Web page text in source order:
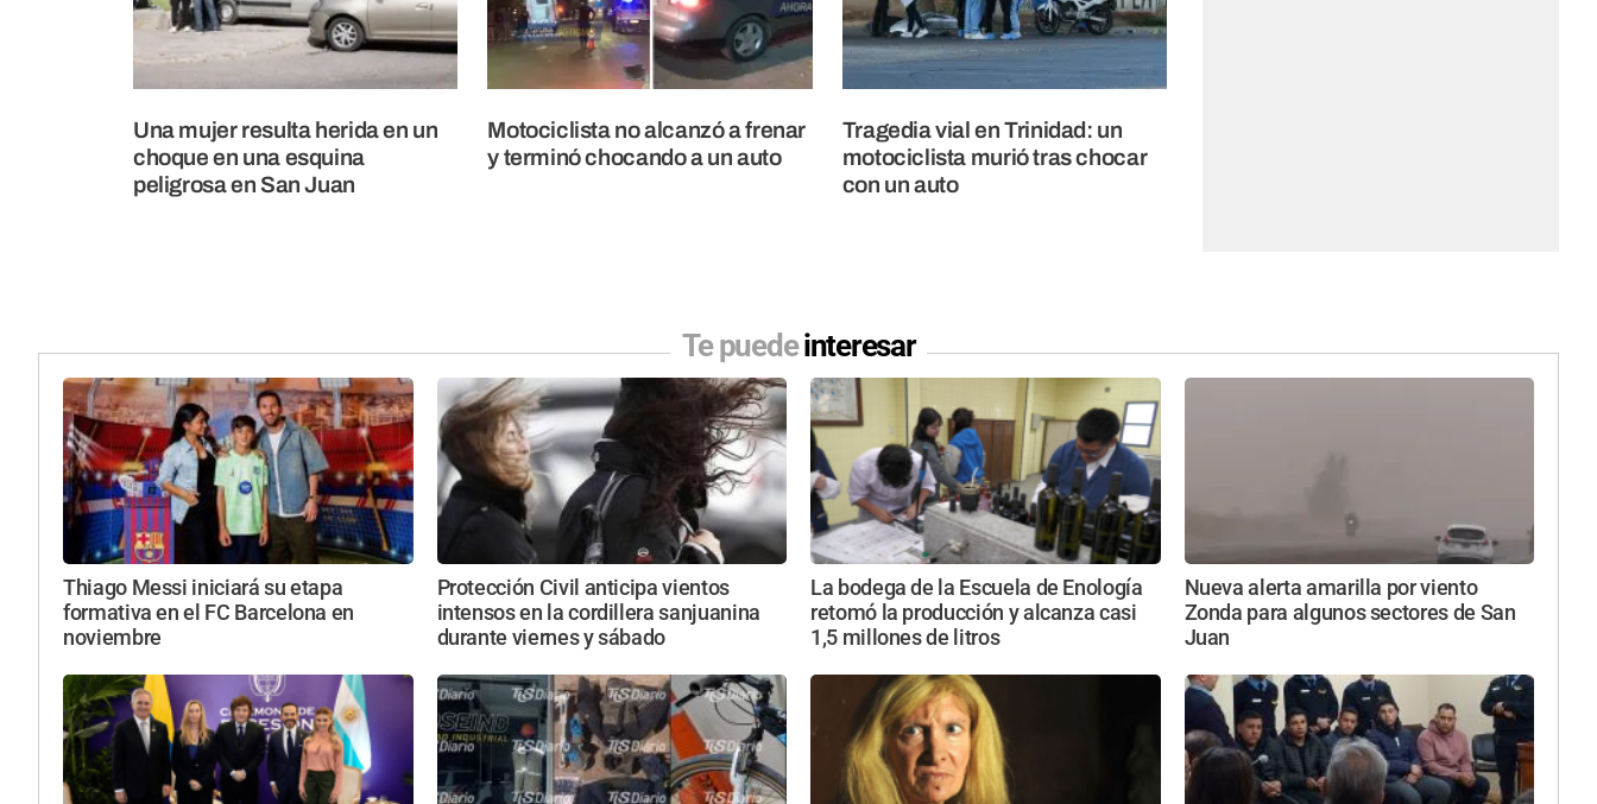
Una mujer resulta herida en un
choque en una esquina
peligrosa en San Juan
Motociclista no alcanzó a frenar
y terminó chocando a un auto
Tragedia vial en Trinidad: un
motociclista murió tras chocar
con un auto
Te puedeinteresar
Thiago Messi iniciará su etapa
formativa en el FC Barcelona en
noviembre
Protección Civil anticipa vientos
intensos en la cordillera sanjuanina
durante viernes y sábado
La bodega de la Escuela de Enología
retomó la producción y alcanza casi
1,5 millones de litros
Nueva alerta amarilla por viento
Zonda para algunos sectores de San
Juan